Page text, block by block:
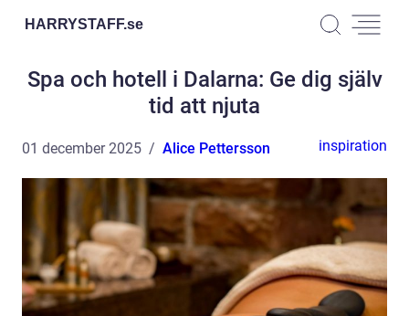
HARRYSTAFF.se
Spa och hotell i Dalarna: Ge dig själv
tid att njuta
01 december 2025 Alice Pettersson inspiration